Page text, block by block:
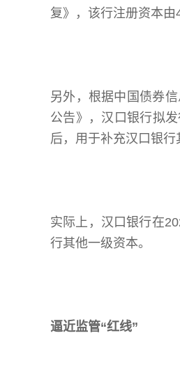
复》，该行注册资本由
另外，根据中国债券
公告》，汉口银行拟
后，用于补充汉口银行
实际上，汉口银行在
行其他一级资本。
逼近监管“红线”